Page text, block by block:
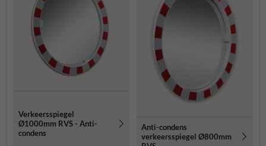
Verkeersspiegel
Ø1000mm RVS - Anti-
condens
Anti-condens
verkeersspiegel Ø800mm